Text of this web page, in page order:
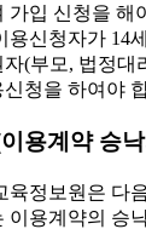
가입 신청을 해
신청자가 14
자(부모, 법정대
신청을 하여야
용계약 승
정보원은 다
이용계약의 승